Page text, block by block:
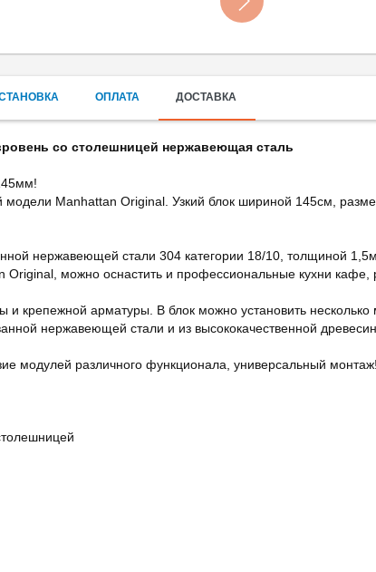
ОПЛАТА ДОСТАВКА
со столешницей нержавеющая сталь
модели Manhattan Original. Узкий блок шириной 145см,
нержавеющей стали 304 категории 18/10, толщиной
можно оснастить и профессиональные кухни кафе,
крепежной арматуры. В блок можно установить
нержавеющей стали и из высококачественной
модулей различного функционала, универсальный монтаж!